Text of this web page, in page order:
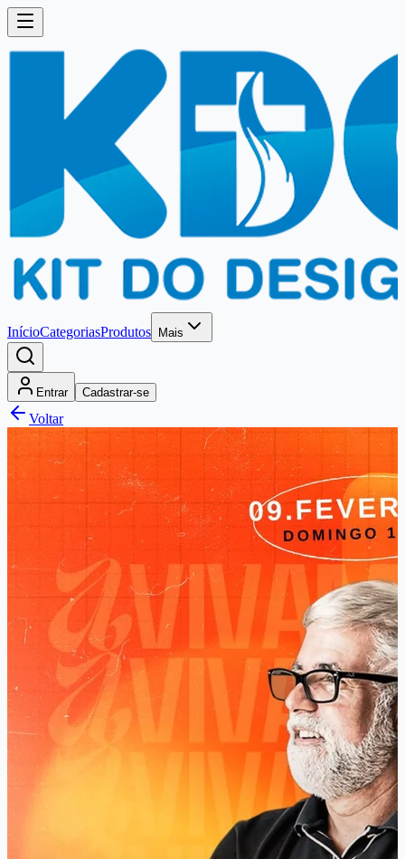
InícioCategoriasProdutos Mais
Entrar Cadastrar-se
Voltar